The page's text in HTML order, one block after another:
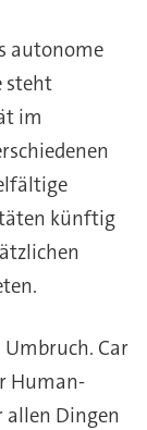
autonome
steht
im
künftig
Car
Human-
allen Dingen